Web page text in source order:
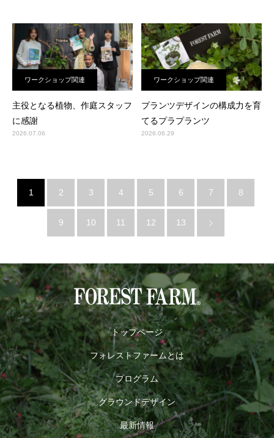
ワークショップ関連
主役となる植物、作庭スタッフ
に感謝
2026.07.06
ワークショップ関連
プランツデザインの構成力を育
てるプラプランツ
2026.06.29
1 2 3 4 5 6 7 8
9 10 11 12 13
トップページ
フォレストファームとは
プログラム
グラウンドデザイン
最新情報